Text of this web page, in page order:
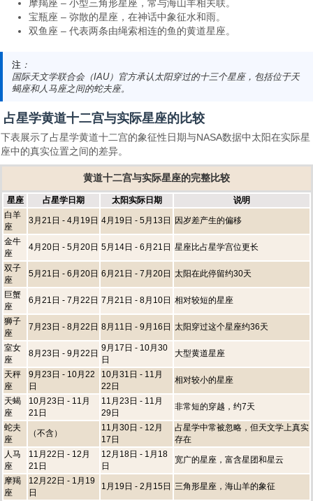
摩羯座 – 小型三角形星座，常与海山羊相关联。
宝瓶座 – 弥散的星座，在神话中象征水和雨。
双鱼座 – 代表两条由绳索相连的鱼的黄道星座。
注 ：
国际天文学联合会（IAU）官方承认太阳穿过的十三个星座，包括位于天
蝎座和人马座之间的蛇夫座。
占星学黄道十二宫与实际星座的比较
下表展示了占星学黄道十二宫的象征性日期与NASA数据中太阳在实际星
座中的真实位置之间的差异。
黄道十二宫与实际星座的完整比较
星座 占星学日期 太阳实际日期
说明
白羊
座
3月21日 - 4月19日 4月19日 - 5月13日 因岁差产生的偏移
金牛
座
4月20日 - 5月20日 5月14日 - 6月21日 星座比占星学宫位更长
双子
座
5月21日 - 6月20日 6月21日 - 7月20日 太阳在此停留约30天
巨蟹
座
6月21日 - 7月22日 7月21日 - 8月10日 相对较短的星座
狮子
座
7月23日 - 8月22日 8月11日 - 9月16日 太阳穿过这个星座约36天
室女
座
8月23日 - 9月22日
9月17日 - 10月30
日
大型黄道星座
天秤
座
9月23日 - 10月22
日
10月31日 - 11月
22日
相对较小的星座
天蝎
座
10月23日 - 11月
21日
11月23日 - 11月
29日
非常短的穿越，约7天
蛇夫
座
（不含）
11月30日 - 12月
17日
占星学中常被忽略，但天文学上真实
存在
人马
座
11月22日 - 12月
21日
12月18日 - 1月18
日
宽广的星座，富含星团和星云
摩羯
座
12月22日 - 1月19
日
1月19日 - 2月15日 三角形星座，海山羊的象征